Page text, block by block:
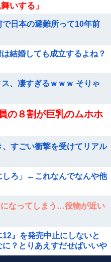
いする」
で日本の避難所って10年前
結婚しても成立するよね？
、凄すぎるｗｗｗ そりゃ
の８割が巨乳のムホホ
すごい衝撃を受けてリアル
しろ」←これなんでなんや他
なってしまう…役物が近い
12』を発売中止にしないと
？とりあえすだせばいいや